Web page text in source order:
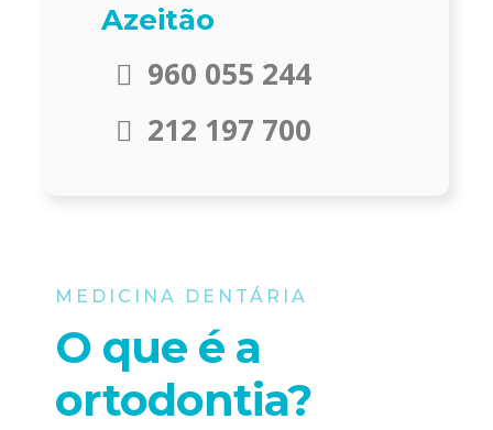
Azeitão
960 055 244
212 197 700
MEDICINA DENTÁRIA
O que é a
ortodontia?